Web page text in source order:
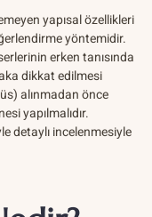
yapısal özellikleri
yöntemidir.
erken tanısında
dikkat edilmesi
alınmadan önce
yapılmalıdır.
detaylı incelenmesiyle